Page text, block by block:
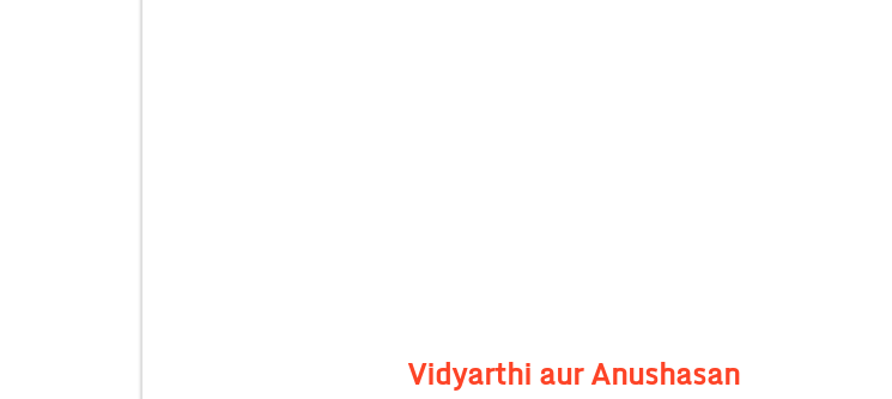
Vidyarthi aur Anushasan